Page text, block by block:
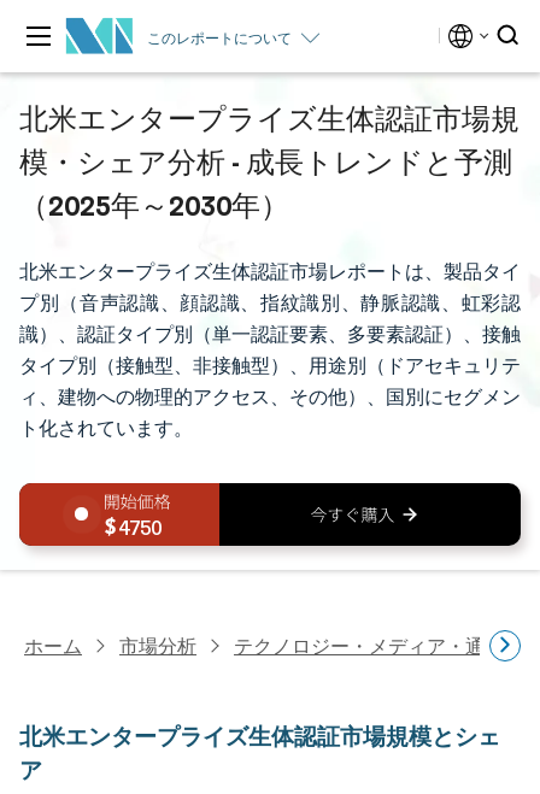
このレポートについて
北米エンタープライズ生体認証市場規
模・シェア分析 - 成長トレンドと予測
（2025年～2030年）
北米エンタープライズ生体認証市場レポートは、製品タイ
プ別（音声認識、顔認識、指紋識別、静脈認識、虹彩認
識）、認証タイプ別（単一認証要素、多要素認証）、接触
タイプ別（接触型、非接触型）、用途別（ドアセキュリテ
ィ、建物への物理的アクセス、その他）、国別にセグメン
ト化されています。
4750
ホーム 市場分析 テクノロジー・メディア・通信研
北米エンタープライズ生体認証市場規模とシェ
ア